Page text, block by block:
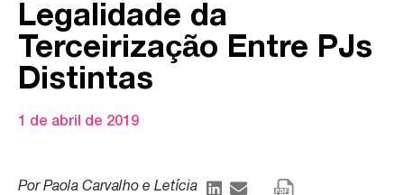
Legalidade da
Terceirização Entre PJs
Distintas
1 de abril de 2019
Por Paola Carvalho e Letícia